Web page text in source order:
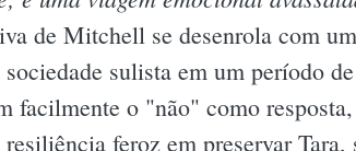
de Mitchell se desenrola com
sulista em um período
facilmente o "não" como
feroz em preservar Tara,